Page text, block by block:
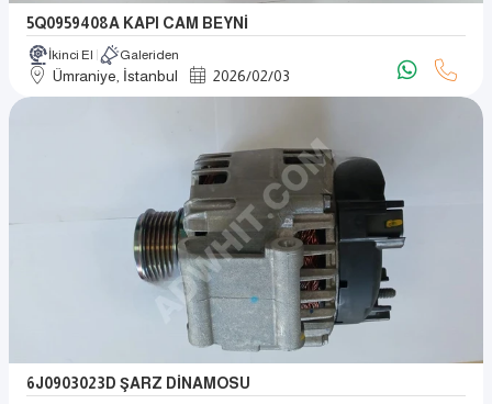
5Q0959408A KAPI CAM BEYNİ
İkinci El Galeriden
Ümraniye, İstanbul 2026/02/03
6J0903023D ŞARZ DİNAMOSU